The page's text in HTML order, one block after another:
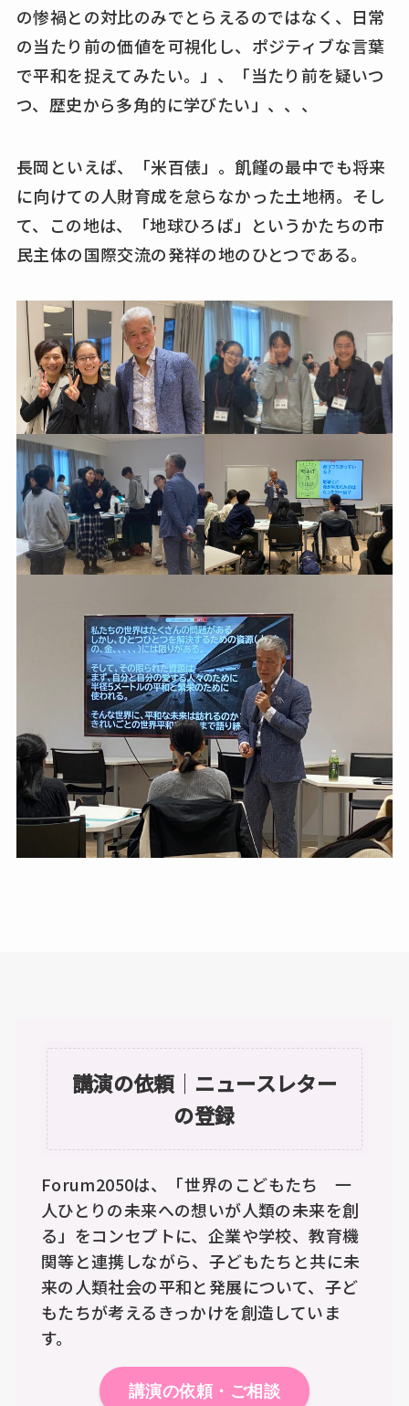
の惨禍との対比のみでとらえるのではなく、日常
の当たり前の価値を可視化し、ポジティブな言葉
で平和を捉えてみたい。」、「当たり前を疑いつ
つ、歴史から多角的に学びたい」、、、
長岡といえば、「米百俵」。飢饉の最中でも将来
に向けての人財育成を怠らなかった土地柄。そし
て、この地は、「地球ひろば」というかたちの市
民主体の国際交流の発祥の地のひとつである。
講演の依頼｜ ニュースレター
の登録
Forum2050は、「世界のこどもたち 一
人ひとりの未来への想いが人類の未来を創
る」をコンセプトに、企業や学校、教育機
関等と連携しながら、子どもたちと共に未
来の人類社会の平和と発展について、子ど
もたちが考えるきっかけを創造していま
す。
講演の依頼・ご相談